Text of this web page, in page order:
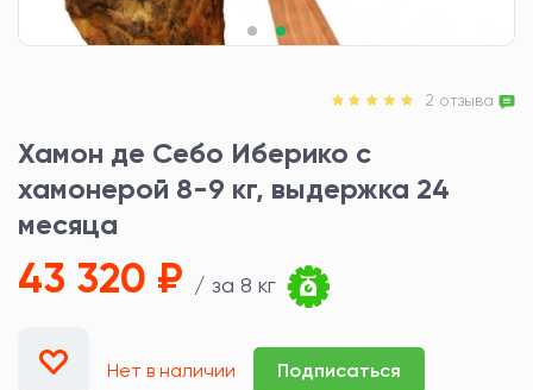
2 отзыва
Хамон де Себо Иберико с
хамонерой 8-9 кг, выдержка 24
месяца
43 320 ₽ / за 8 кг
Нет в наличии Подписаться